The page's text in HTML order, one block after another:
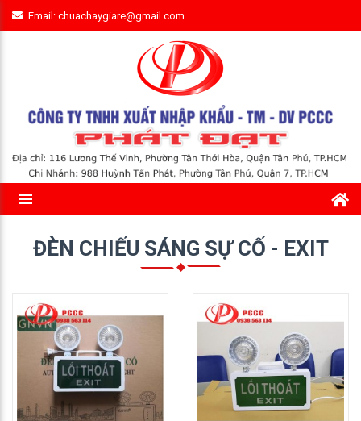
Email: chuachaygiare@gmail.com
ĐÈN CHIẾU SÁNG SỰ CỐ - EXIT
GỌI NGAY: 0938 563
114